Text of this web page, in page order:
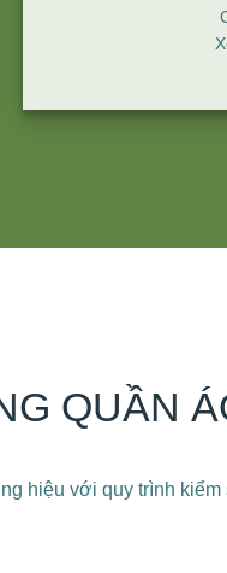
QUẦN
hiệu với quy trình